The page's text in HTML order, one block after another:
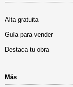
Alta gratuita
Guía para vender
Destaca tu obra
Más